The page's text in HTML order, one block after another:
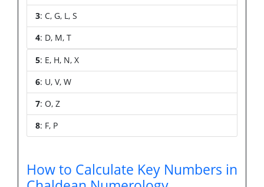
3: C, G, L, S
4: D, M, T
5: E, H, N, X
6: U, V, W
7: O, Z
8: F, P
How to Calculate Key Numbers in